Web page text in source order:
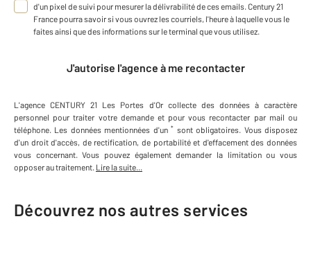
d'un pixel de suivi pour mesurer la délivrabilité de ces emails. Century 21
France pourra savoir si vous ouvrez les courriels, l'heure à laquelle vous le
faites ainsi que des informations sur le terminal que vous utilisez.
J'autorise l'agence à me recontacter
L'agence CENTURY 21 Les Portes d'Or collecte des données à caractère
personnel pour traiter votre demande et pour vous recontacter par mail ou
téléphone. Les données mentionnées d'un * sont obligatoires. Vous disposez
d'un droit d'accès, de rectification, de portabilité et d'effacement des données
vous concernant. Vous pouvez également demander la limitation ou vous
opposer au traitement. Lire la suite...
Découvrez nos autres services